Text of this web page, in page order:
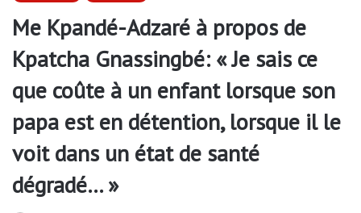
Me Kpandé-Adzaré à propos de
Kpatcha Gnassingbé: « Je sais ce
que coûte à un enfant lorsque son
papa est en détention, lorsque il le
voit dans un état de santé
dégradé… »